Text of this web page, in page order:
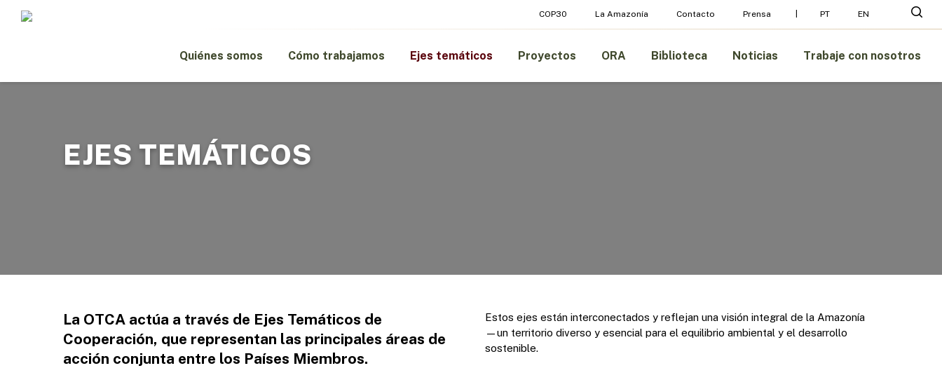
COP30 La Amazonía Contacto Prensa PT EN
Quiénes somos Cómo trabajamos Ejes temáticos Proyectos ORA Biblioteca Noticias Trabaje con nosotros
EJES TEMÁTICOS
La OTCA actúa a través de Ejes Temáticos de
Cooperación, que representan las principales áreas de
acción conjunta entre los Países Miembros.
Estos ejes están interconectados y reflejan una visión integral de la Amazonía
—un territorio diverso y esencial para el equilibrio ambiental y el desarrollo
sostenible.